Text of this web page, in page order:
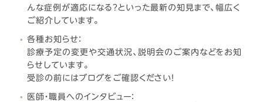
んな症例が適応になる？といった最新の知見まで、幅広く
ご紹介しています。
各種お知らせ：
診療予定の変更や交通状況、説明会のご案内などをお知
らせしています。
受診の前にはブログをご確認ください！
医師・職員へのインタビュー：